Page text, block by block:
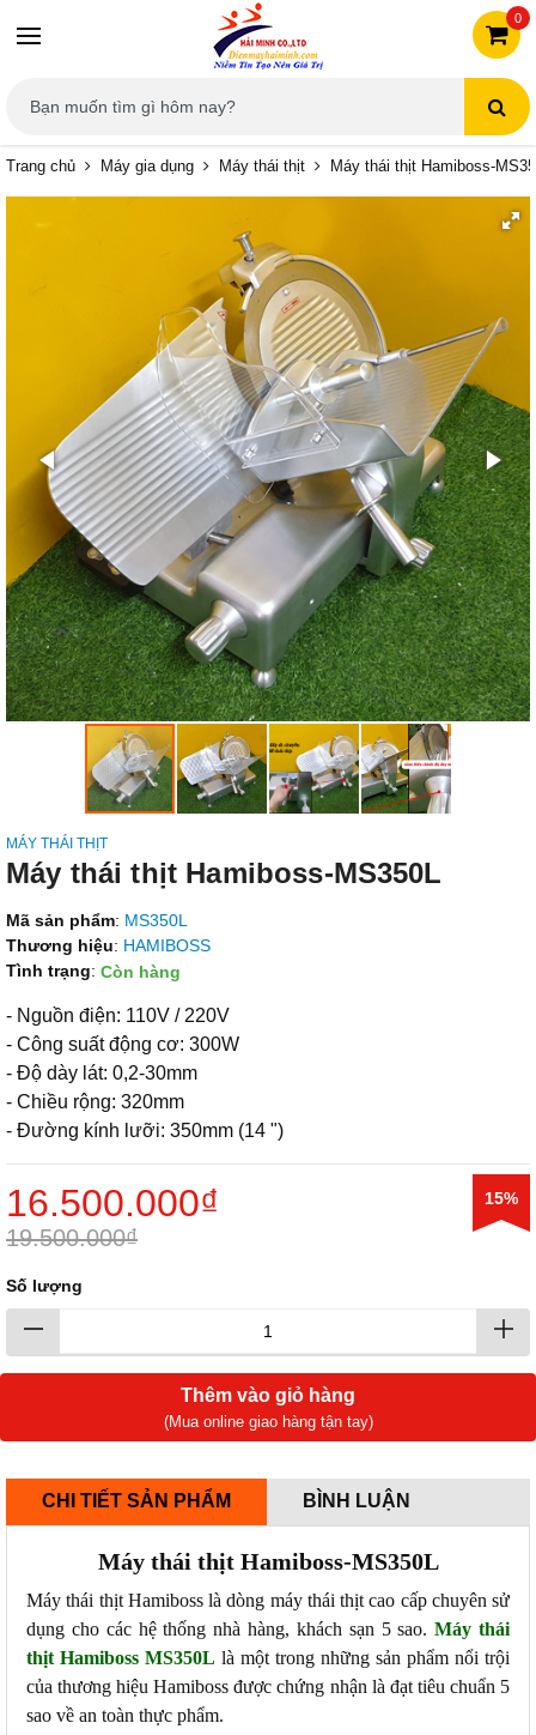
0
Trang chủ Máy gia dụng Máy thái thịt Máy thái thịt Hamiboss-
MÁY THÁI THỊT
Máy thái thịt Hamiboss-MS350L
Mã sản phẩm: MS350L
Thương hiệu: HAMIBOSS
Tình trạng: Còn hàng
- Nguồn điện: 110V / 220V
- Công suất động cơ: 300W
- Độ dày lát: 0,2-30mm
- Chiều rộng: 320mm
- Đường kính lưỡi: 350mm (14 ")
16.500.000₫
19.500.000₫
15%
Số lượng
Thêm vào giỏ hàng
(Mua online giao hàng tận tay)
CHI TIẾT SẢN PHẨM BÌNH LUẬN
Máy thái thịt Hamiboss-MS350L
Máy thái thịt Hamiboss là dòng máy thái thịt cao cấp chuyên sử
dụng cho các hệ thống nhà hàng, khách sạn 5 sao.Máy thái
thịt Hamiboss MS350L là một trong những sản phẩm nổi trội
của thương hiệu Hamiboss được chứng nhận là đạt tiêu chuẩn 5
sao về an toàn thực phẩm.